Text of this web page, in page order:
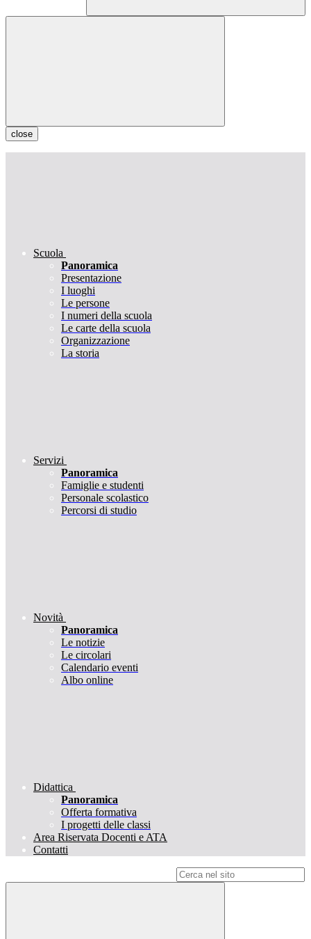
close
Scuola
Panoramica
Presentazione
I luoghi
Le persone
I numeri della scuola
Le carte della scuola
Organizzazione
La storia
Servizi
Panoramica
Famiglie e studenti
Personale scolastico
Percorsi di studio
Novità
Panoramica
Le notizie
Le circolari
Calendario eventi
Albo online
Didattica
Panoramica
Offerta formativa
I progetti delle classi
Area Riservata Docenti e ATA
Contatti